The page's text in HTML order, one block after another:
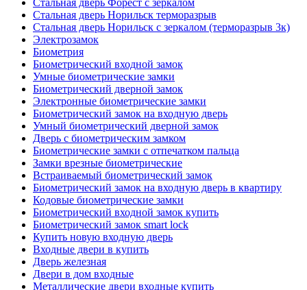
Стальная дверь Норильск терморазрыв
Стальная дверь Норильск с зеркалом (терморазрыв 3к)
Электрозамок
Биометрия
Биометрический входной замок
Умные биометрические замки
Биометрический дверной замок
Электронные биометрические замки
Биометрический замок на входную дверь
Умный биометрический дверной замок
Дверь с биометрическим замком
Биометрические замки с отпечатком пальца
Замки врезные биометрические
Встраиваемый биометрический замок
Биометрический замок на входную дверь в квартиру
Кодовые биометрические замки
Биометрический входной замок купить
Биометрический замок smart lock
Купить новую входную дверь
Входные двери в купить
Дверь железная
Двери в дом входные
Металлические двери входные купить